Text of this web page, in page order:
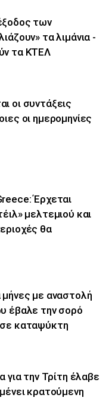
των
τα λιμάνια -
τα ΚΤΕΛ
οι συντάξεις
οι ημερομηνίες
Έρχεται
μελτεμιού και
θα
με αναστολή
έβαλε την σορό
καταψύκτη
για την Τρίτη έλαβε
κρατούμενη